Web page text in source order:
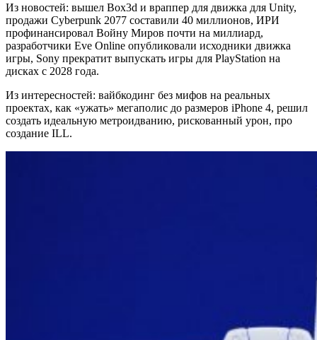
Из новостей: вышел Box3d и враппер для движка для Unity,
продажи Cyberpunk 2077 составили 40 миллионов, ИРИ
профинансировал Войну Миров почти на миллиард,
разработчики Eve Online опубликовали исходники движка
игры, Sony прекратит выпускать игры для PlayStation на
дисках с 2028 года.
Из интересностей: вайбкодинг без мифов на реальных
проектах, как «ужать» мегаполис до размеров iPhone 4, решил
создать идеальную метроидванию, рискованный урон, про
создание ILL.